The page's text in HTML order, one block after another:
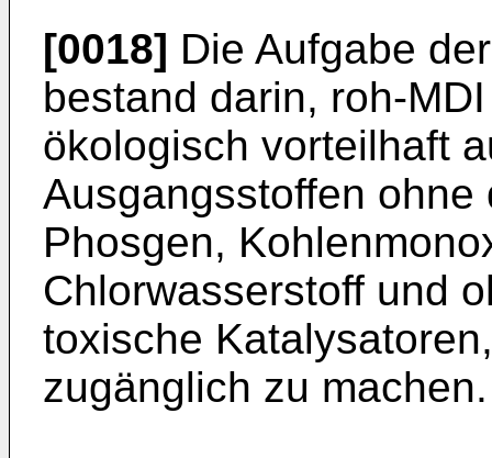
[0018] Die Aufgabe
bestand darin, roh-
ökologisch vorteilhaft
Ausgangsstoffen
Phosgen,
Chlorwasserstoff und
toxische
zugänglich zu machen.